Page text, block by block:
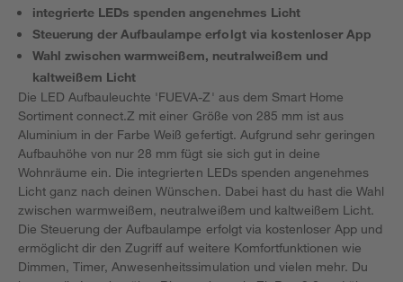
integrierte LEDs spenden angenehmes Licht
Steuerung der Aufbaulampe erfolgt via kostenloser App
Wahl zwischen warmweißem, neutralweißem und
kaltweißem Licht
Die LED Aufbauleuchte 'FUEVA-Z' aus dem Smart Home
Sortiment connect.Z mit einer Größe von 285 mm ist aus
Aluminium in der Farbe Weiß gefertigt. Aufgrund sehr geringen
Aufbauhöhe von nur 28 mm fügt sie sich gut in deine
Wohnräume ein. Die integrierten LEDs spenden angenehmes
Licht ganz nach deinen Wünschen. Dabei hast du hast die Wahl
zwischen warmweißem, neutralweißem und kaltweißem Licht.
Die Steuerung der Aufbaulampe erfolgt via kostenloser App und
ermöglicht dir den Zugriff auf weitere Komfortfunktionen wie
Dimmen, Timer, Anwesenheitssimulation und vielen mehr. Du